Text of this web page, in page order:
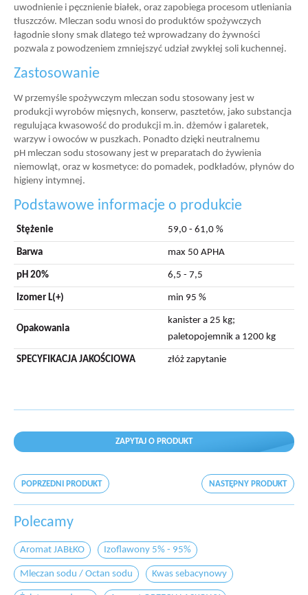
uwodnienie i pęcznienie białek, oraz zapobiega procesom utleniania
tłuszczów. Mleczan sodu wnosi do produktów spożywczych
łagodnie słony smak dlatego też wprowadzany do żywności
pozwala z powodzeniem zmniejszyć udział zwykłej soli kuchennej.
Zastosowanie
W przemyśle spożywczym mleczan sodu stosowany jest w
produkcji wyrobów mięsnych, konserw, pasztetów, jako substancja
regulująca kwasowość do produkcji m.in. dżemów i galaretek,
warzyw i owoców w puszkach. Ponadto dzięki neutralnemu
pH mleczan sodu stosowany jest w preparatach do żywienia
niemowląt, oraz w kosmetyce: do pomadek, podkładów, płynów do
higieny intymnej.
Podstawowe informacje o produkcie
Stężenie 59,0 - 61,0 %
Barwa max 50 APHA
pH 20% 6,5 - 7,5
Izomer L(+) min 95 %
Opakowania
kanister a 25 kg;
paletopojemnik a 1200 kg
SPECYFIKACJA JAKOŚCIOWA złóż zapytanie
ZAPYTAJ O PRODUKT
POPRZEDNI PRODUKT NASTĘPNY PRODUKT
Polecamy
Aromat JABŁKO Izoflawony 5% - 95%
Mleczan sodu / Octan sodu Kwas sebacynowy